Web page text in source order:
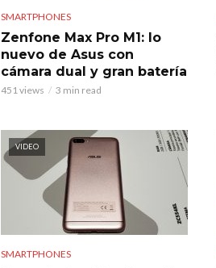
SMARTPHONES
Zenfone Max Pro M1: lo
nuevo de Asus con
cámara dual y gran batería
451 views 3 min read
VIDEO
SMARTPHONES